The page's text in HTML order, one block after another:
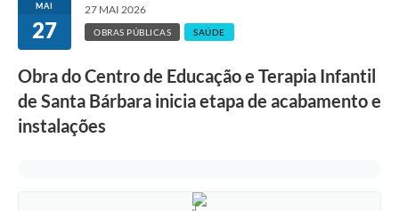
Transparência
Legislação
Covid-19
MAI
27
27 MAI 2026
OBRAS PÚBLICAS SAÚDE
Obra do Centro de Educação e Terapia Infantil
de Santa Bárbara inicia etapa de acabamento e
instalações